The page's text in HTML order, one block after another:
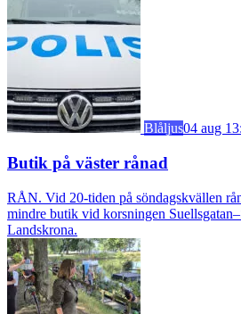
Blåljus04 aug
Butik på väster rånad
RÅN. Vid 20-tiden på söndagskvällen
mindre butik vid korsningen
Landskrona.